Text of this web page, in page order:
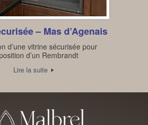
– Mas d’Agenais
d’une vitrine sécurisée pour
d’un Rembrandt
Lire la suite